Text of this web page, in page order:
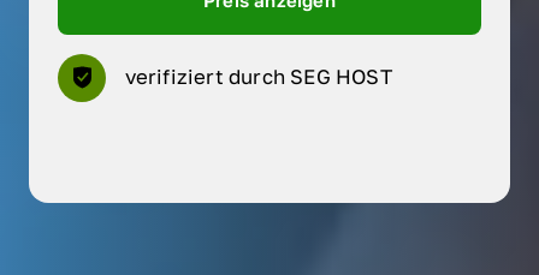
verifiziert durch SEG HOST